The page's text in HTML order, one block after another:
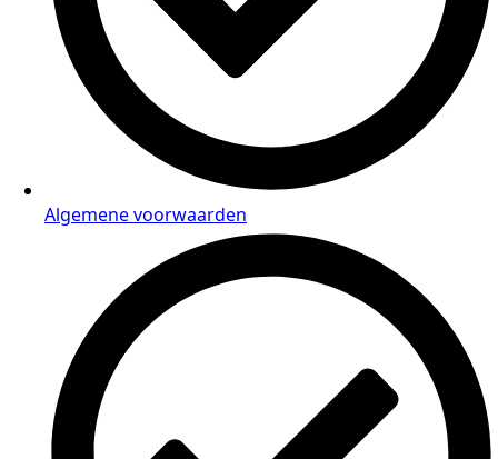
Algemene voorwaarden